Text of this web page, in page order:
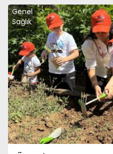
Genel
Sağlık